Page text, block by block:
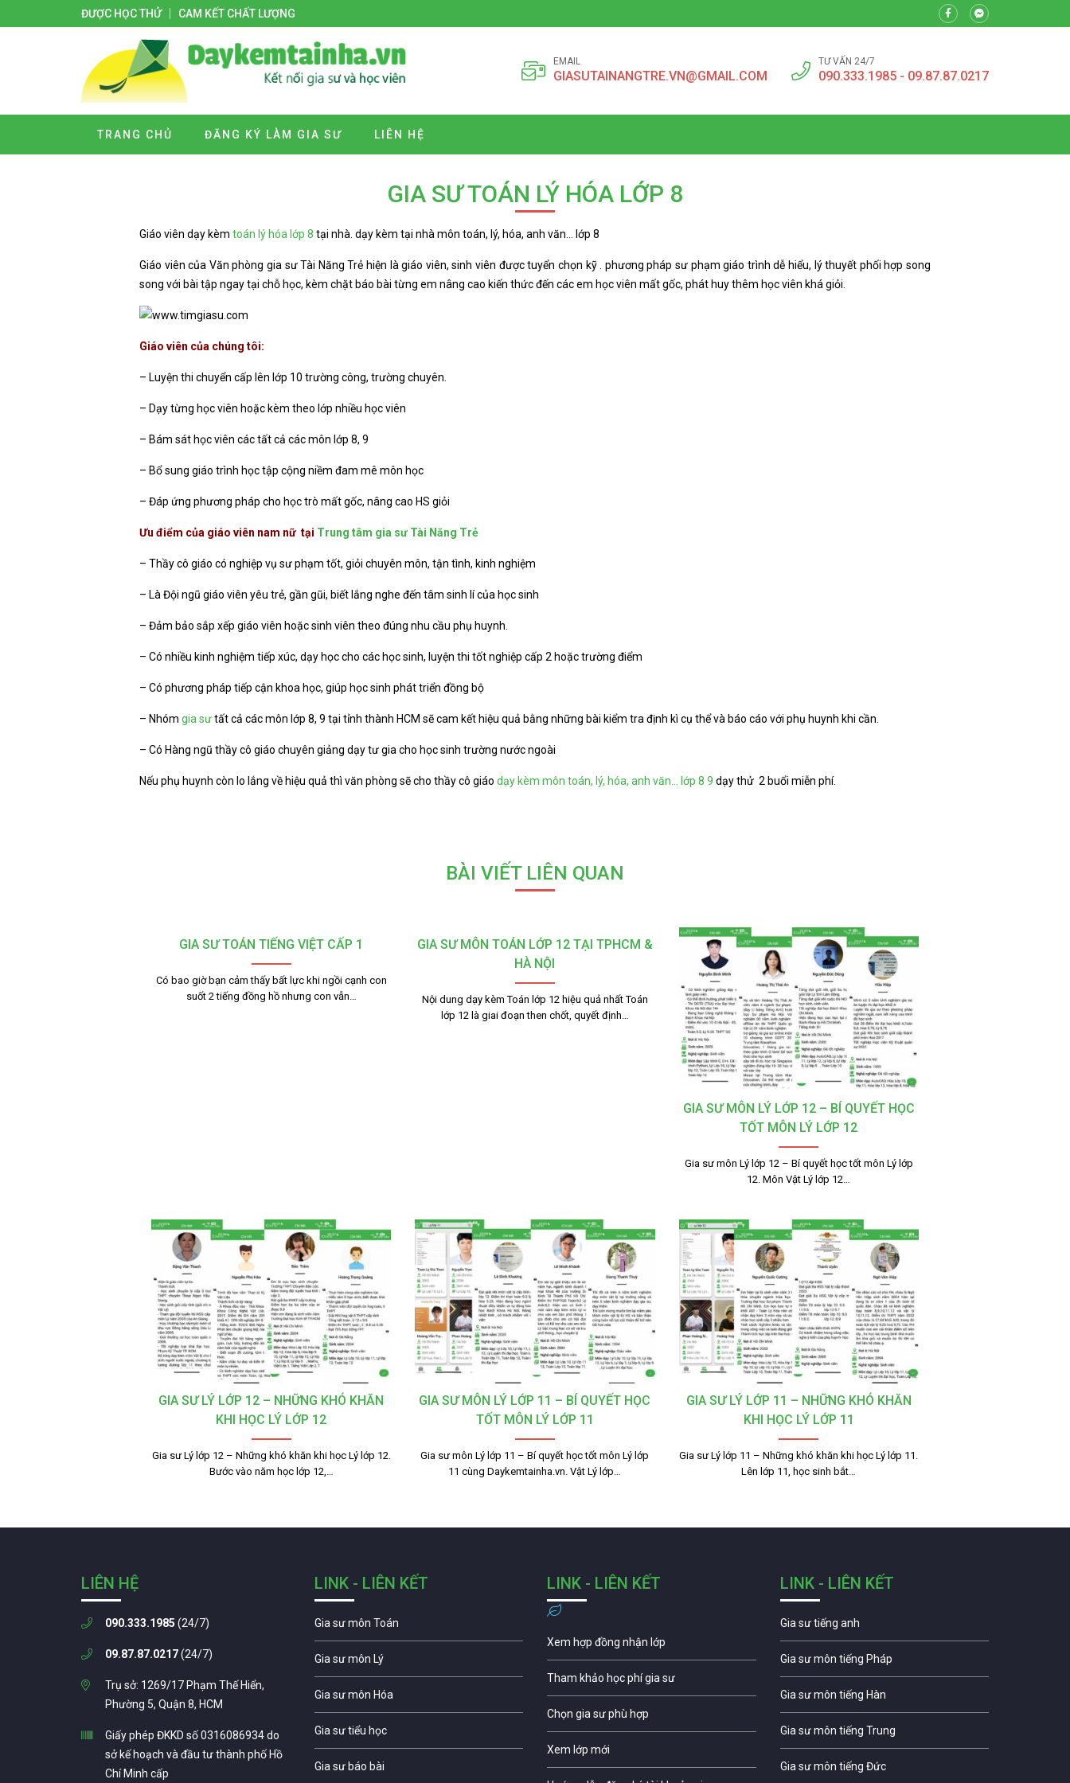
ĐƯỢC HỌC THỬ CAM KẾT CHẤT LƯỢNG
EMAIL
GIASUTAINANGTRE.VN@GMAIL.COM
TƯ VẤN 24/7
090.333.1985 - 09.87.87.0217
TRANG CHỦ ĐĂNG KÝ LÀM GIA SƯ LIÊN HỆ
GIA SƯ TOÁN LÝ HÓA LỚP 8
Giáo viên dạy kèm toán lý hóa lớp 8 tại nhà. dạy kèm tại nhà môn toán, lý, hóa, anh văn… lớp 8
Giáo viên của Văn phòng gia sư Tài Năng Trẻ hiện là giáo viên, sinh viên được tuyển chọn kỹ . phương pháp sư phạm giáo trình dễ hiểu, lý thuyết phối hợp song
song với bài tập ngay tại chỗ học, kèm chặt báo bài từng em nâng cao kiến thức đến các em học viên mất gốc, phát huy thêm học viên khá giỏi.
Giáo viên của chúng tôi:
– Luyện thi chuyển cấp lên lớp 10 trường công, trường chuyên.
– Dạy từng học viên hoặc kèm theo lớp nhiều học viên
– Bám sát học viên các tất cả các môn lớp 8, 9
– Bổ sung giáo trình học tập cộng niềm đam mê môn học
– Đáp ứng phương pháp cho học trò mất gốc, nâng cao HS giỏi
Ưu điểm của giáo viên nam nữ tại Trung tâm gia sư Tài Năng Trẻ
– Thầy cô giáo có nghiệp vụ sư phạm tốt, giỏi chuyên môn, tận tình, kinh nghiệm
– Là Đội ngũ giáo viên yêu trẻ, gần gũi, biết lắng nghe đến tâm sinh lí của học sinh
– Đảm bảo sắp xếp giáo viên hoặc sinh viên theo đúng nhu cầu phụ huynh.
– Có nhiều kinh nghiệm tiếp xúc, dạy học cho các học sinh, luyện thi tốt nghiệp cấp 2 hoặc trường điểm
– Có phương pháp tiếp cận khoa học, giúp học sinh phát triển đồng bộ
– Nhóm gia sưtất cả các môn lớp 8, 9 tại tỉnh thành HCM sẽ cam kết hiệu quả bằng những bài kiểm tra định kì cụ thể và báo cáo với phụ huynh khi cần.
– Có Hàng ngũ thầy cô giáo chuyên giảng dạy tư gia cho học sinh trường nước ngoài
Nếu phụ huynh còn lo lắng về hiệu quả thì văn phòng sẽ cho thầy cô giáo dạy kèm môn toán, lý, hóa, anh văn… lớp 8 9 dạy thử 2 buổi miễn phí.
BÀI VIẾT LIÊN QUAN
GIA SƯ TOÁN TIẾNG VIỆT CẤP 1
Có bao giờ bạn cảm thấy bất lực khi ngồi cạnh con
suốt 2 tiếng đồng hồ nhưng con vẫn…
GIA SƯ MÔN TOÁN LỚP 12 TẠI TPHCM &
HÀ NỘI
Nội dung dạy kèm Toán lớp 12 hiệu quả nhất Toán
lớp 12 là giai đoạn then chốt, quyết định…
GIA SƯ MÔN LÝ LỚP 12 – BÍ QUYẾT HỌC
TỐT MÔN LÝ LỚP 12
Gia sư môn Lý lớp 12 – Bí quyết học tốt môn Lý lớp
12. Môn Vật Lý lớp 12…
GIA SƯ LÝ LỚP 12 – NHỮNG KHÓ KHĂN
KHI HỌC LÝ LỚP 12
Gia sư Lý lớp 12 – Những khó khăn khi học Lý lớp 12.
Bước vào năm học lớp 12,…
GIA SƯ MÔN LÝ LỚP 11 – BÍ QUYẾT HỌC
TỐT MÔN LÝ LỚP 11
Gia sư môn Lý lớp 11 – Bí quyết học tốt môn Lý lớp
11 cùng Daykemtainha.vn. Vật Lý lớp…
GIA SƯ LÝ LỚP 11 – NHỮNG KHÓ KHĂN
KHI HỌC LÝ LỚP 11
Gia sư Lý lớp 11 – Những khó khăn khi học Lý lớp 11.
Lên lớp 11, học sinh bắt…
LIÊN HỆ
090.333.1985 (24/7)
09.87.87.0217(24/7)
Trụ sở: 1269/17 Phạm Thế Hiển,
Phường 5, Quận 8, HCM
Giấy phép ĐKKD số 0316086934 do
sở kế hoạch và đầu tư thành phố Hồ
Chí Minh cấp
LINK - LIÊN KẾT
Gia sư môn Toán
Gia sư môn Lý
Gia sư môn Hóa
Gia sư tiểu học
Gia sư báo bài
LINK - LIÊN KẾT
Xem hợp đồng nhận lớp
Tham khảo học phí gia sư
Chọn gia sư phù hợp
Xem lớp mới
LINK - LIÊN KẾT
Gia sư tiếng anh
Gia sư môn tiếng Pháp
Gia sư môn tiếng Hàn
Gia sư môn tiếng Trung
Gia sư môn tiếng Đức